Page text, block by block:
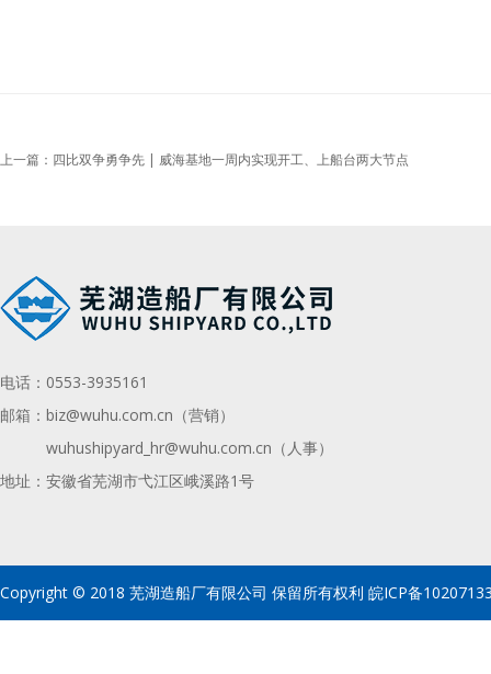
上一篇：四比双争勇争先 | 威海基地一周内实现开工、上船台两大节点
电话： 0553-3935161
邮箱： biz@wuhu.com.cn（营销）
wuhushipyard_hr@wuhu.com.cn （人事）
地址：安徽省芜湖市弋江区峨溪路1号
Copyright © 2018 芜湖造船厂有限公司 保留所有权利 皖ICP备